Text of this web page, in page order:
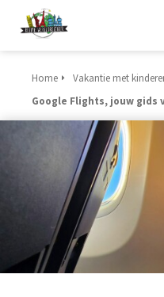
Home Vakantie met
Google Flights, jouw